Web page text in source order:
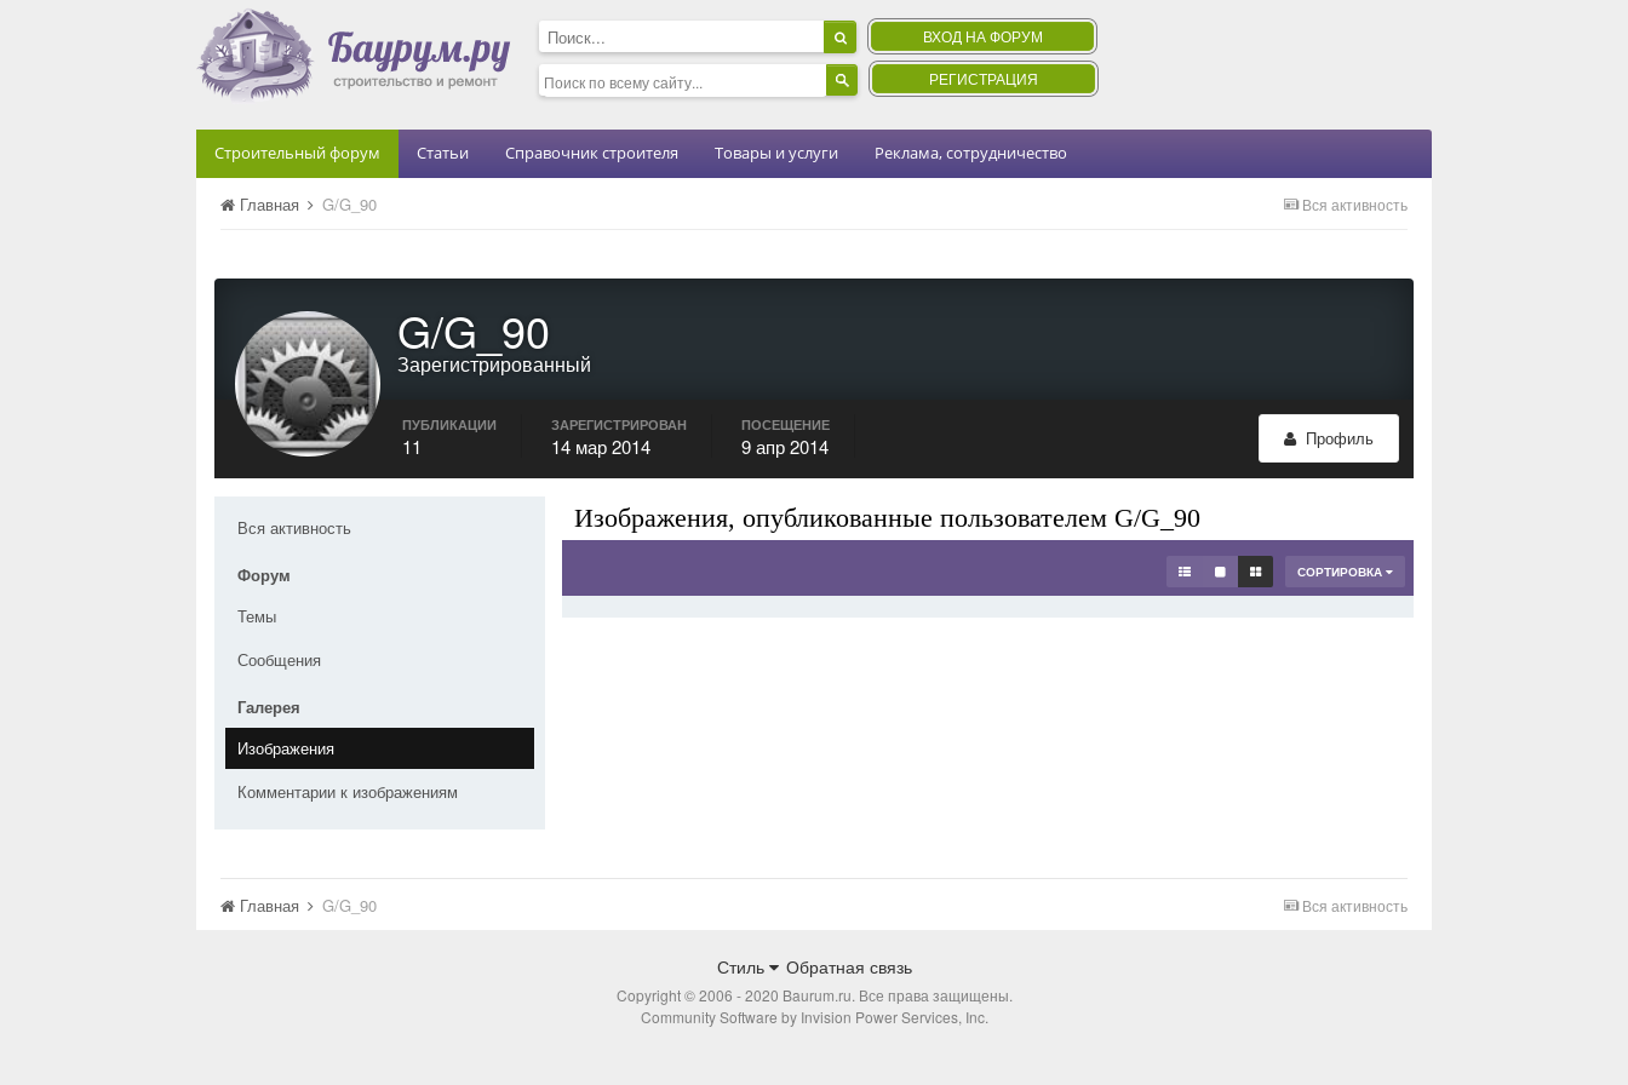
ВХОД НА ФОРУМ
РЕГИСТРАЦИЯ
Строительный форум Статьи Справочник строителя Товары и услуги Реклама, сотрудничество
Вся активность
Главная G/G_90
G/G_90
Зарегистрированный
Профиль
ПУБЛИКАЦИИ
11
ЗАРЕГИСТРИРОВАН
14 мар 2014
ПОСЕЩЕНИЕ
9 апр 2014
Вся активность
Форум
Темы
Сообщения
Галерея
Изображения
Комментарии к изображениям
Изображения, опубликованные пользователем G/G_90
СОРТИРОВКА
Вся активность
Главная G/G_90
Стиль Обратная связь
Copyright © 2006 - 2020 Baurum.ru. Все права защищены.
Community Software by Invision Power Services, Inc.